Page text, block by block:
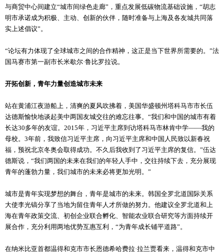
与商贸中心间建立“城市间绿色走廊”，重点发展低碳物流基础设施，“胡志
明市承诺成为积极、主动、创新的伙伴，随时准备与上海及各友城共同落
实上述倡议”。
“论坛有力体现了全球城市之间的合作精神，这正是当下世界所需要的。”法
国马赛市第一副市长米歇尔·鲁比罗拉说。
开拓创新，青年力量创造城市未来
站在黄浦江夜游船上，清爽的夏风吹拂着，美国华盛顿州塔科马市市长伍
达德斯愉快地谈起美中两国友城交往的难忘往事。“我们和中国的城市有着
长达30多年的友谊。2015年，习近平主席到访塔科马市林肯中学——我的
母校。3年前，我致信习近平主席，向习近平主席和中国人民致以新春祝
福，预祝北京冬奥会取得成功。不久后我收到了习近平主席的复信。”伍达
德斯说，“我们两国的未来在我们的年轻人手中，交往持续下去，充分展现
青年的蓬勃力量，我们城市的未来必将更加光明。”
城市是青年实现梦想的舞台，青年是城市的未来。韩国全罗北道国际关系
大使李光镐分享了当地为留住青年人才所做的努力。他建议全罗北道和上
海在青年政策交流、初创企业联合孵化、智能农业联合研究等方面持续开
展合作，充分利用两地优势互惠互利，“为青年成长铺平道路”。
在纳米比亚首都温得和克市市长恩德希哈费拉·拉兰贾看来，温得和克市中